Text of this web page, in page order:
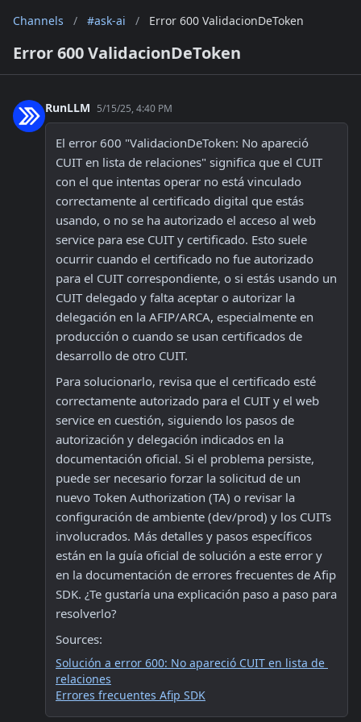
Channels / #ask-ai / Error 600 ValidacionDeToken
Error 600 ValidacionDeToken
RunLLM 5/15/25, 4:40 PM
El error 600 "ValidacionDeToken: No apareció
CUIT en lista de relaciones" significa que el CUIT
con el que intentas operar no está vinculado
correctamente al certificado digital que estás
usando, o no se ha autorizado el acceso al web
service para ese CUIT y certificado. Esto suele
ocurrir cuando el certificado no fue autorizado
para el CUIT correspondiente, o si estás usando un
CUIT delegado y falta aceptar o autorizar la
delegación en la AFIP/ARCA, especialmente en
producción o cuando se usan certificados de
desarrollo de otro CUIT.
Para solucionarlo, revisa que el certificado esté
correctamente autorizado para el CUIT y el web
service en cuestión, siguiendo los pasos de
autorización y delegación indicados en la
documentación oficial. Si el problema persiste,
puede ser necesario forzar la solicitud de un
nuevo Token Authorization (TA) o revisar la
configuración de ambiente (dev/prod) y los CUITs
involucrados. Más detalles y pasos específicos
están en la guía oficial de solución a este error y
en la documentación de errores frecuentes de Afip
SDK. ¿Te gustaría una explicación paso a paso para
resolverlo?
Sources:
Solución a error 600: No apareció CUIT en lista de
relaciones
Errores frecuentes Afip SDK